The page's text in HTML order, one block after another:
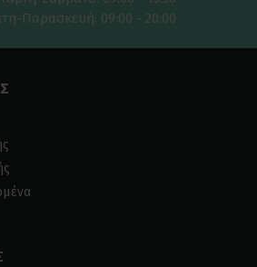
Παρασκευή: 09:00 - 20:00